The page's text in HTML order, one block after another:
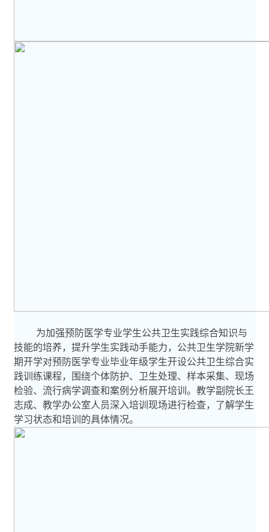
为加强预防医学专业学生公共卫生实践综合知识与
技能的培养，提升学生实践动手能力，公共卫生学院新学
期开学对预防医学专业毕业年级学生开设公共卫生综合实
践训练课程，围绕个体防护、卫生处理、样本采集、现场
检验、流行病学调查和案例分析展开培训。教学副院长王
志成、教学办公室人员深入培训现场进行检查，了解学生
学习状态和培训的具体情况。